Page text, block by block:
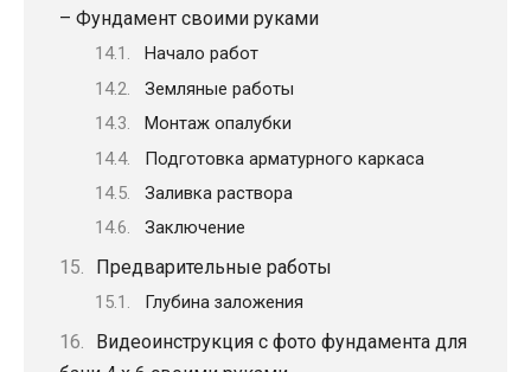
– Фундамент своими руками
Начало работ
Земляные работы
Монтаж опалубки
Подготовка арматурного каркаса
Заливка раствора
Заключение
Предварительные работы
Глубина заложения
Видеоинструкция с фото фундамента для